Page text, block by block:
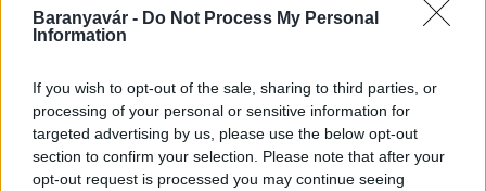
Baranyavár - Do Not Process My Personal
Information
If you wish to opt-out of the sale, sharing to third parties, or
processing of your personal or sensitive information for
targeted advertising by us, please use the below opt-out
section to confirm your selection. Please note that after your
opt-out request is processed you may continue seeing
A lakosságra is fontos szerep hárul a
Országos hírek
Itt az ÉVOSZ megoldása a hőhullámok és
az energiakrízis kezelésére